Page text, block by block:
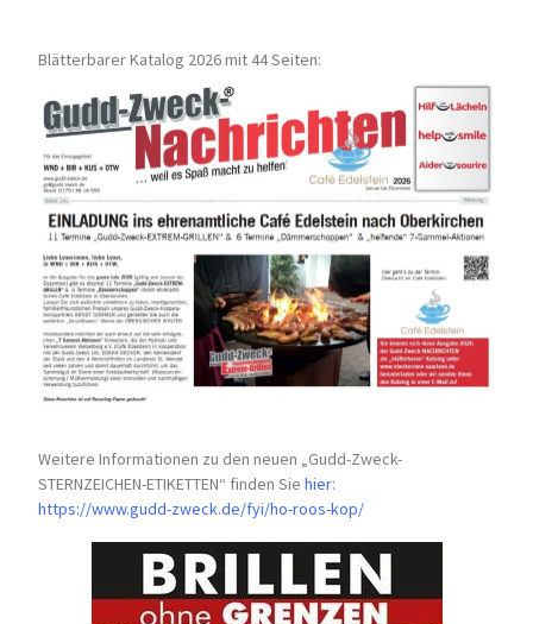
Blätterbarer Katalog 2026 mit 44 Seiten:
Weitere Informationen zu den neuen „Gudd-Zweck-
STERNZEICHEN-ETIKETTEN“ finden Siehier:
https://www.gudd-zweck.de/fyi/ho-roos-kop/